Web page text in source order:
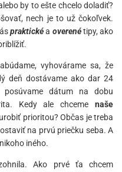
by to ešte chcelo doladiť?
nech je to už čokoľvek.
praktickéa overené tipy, ako
vyhovárame sa, že
deň dostávame ako dar 24
posúvame dátum na dobu
Kedy ale chceme naše
prioritou? Občas je treba
na prvú priečku seba. A
iného.
Ako prvé ťa chcem